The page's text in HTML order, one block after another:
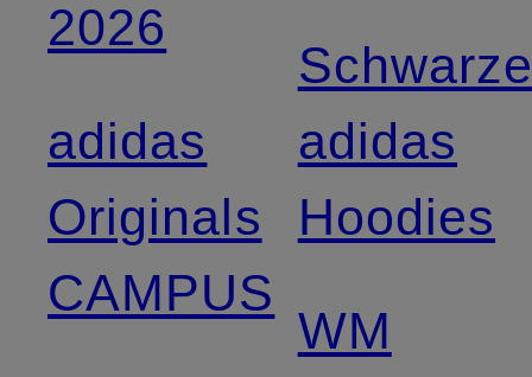
2026
adidas
Originals
CAMPUS
adidas
Hoodies
WM